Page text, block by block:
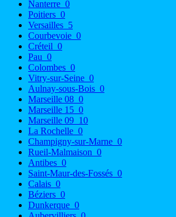
Nanterre 0
Poitiers 0
Versailles 5
Courbevoie 0
Créteil 0
Pau 0
Colombes 0
Vitry-sur-Seine 0
Aulnay-sous-Bois 0
Marseille 08 0
Marseille 15 0
Marseille 09 10
La Rochelle 0
Champigny-sur-Marne 0
Rueil-Malmaison 0
Antibes 0
Saint-Maur-des-Fossés 0
Calais 0
Béziers 0
Dunkerque 0